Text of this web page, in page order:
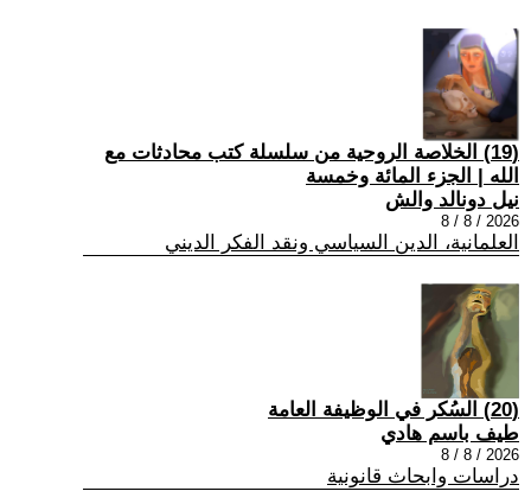
(19) الخلاصة الروحية من سلسلة كتب محادثات مع
الله | الجزء المائة وخمسة
نيل دونالد والش
2026 / 8 / 8
العلمانية، الدين السياسي ونقد الفكر الديني
(20) السُكر في الوظيفة العامة
طيف باسم هادي
2026 / 8 / 8
دراسات وابحاث قانونية